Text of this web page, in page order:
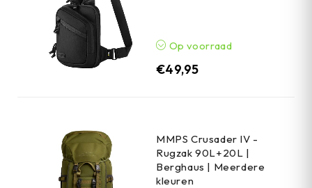
Op voorraad
€49,95
MMPS Crusader IV -
Rugzak 90L+20L |
Berghaus | Meerdere
kleuren